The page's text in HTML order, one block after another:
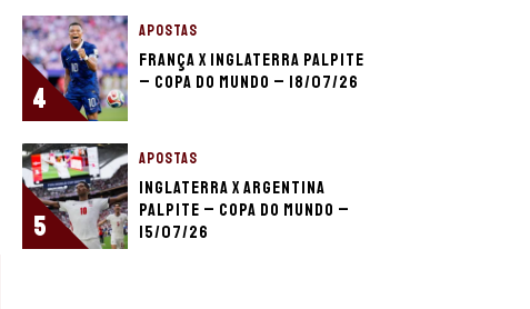
4
APOSTAS
França x Inglaterra palpite
– Copa do Mundo – 18/07/26
5
APOSTAS
Inglaterra x Argentina
palpite – Copa do Mundo –
15/07/26